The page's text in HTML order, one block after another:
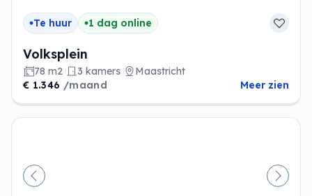
Te huur 1 dag online
Volksplein
78 m2 3 kamers
Maastricht
€ 1.346 /maand Meer zien
Vorige